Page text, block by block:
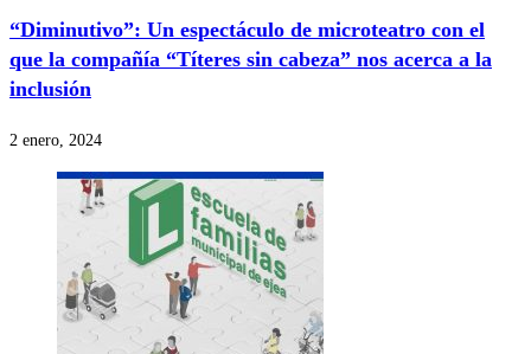
“Diminutivo”: Un espectáculo de microteatro con el
que la compañía “Títeres sin cabeza” nos acerca a la
inclusión
2 enero, 2024